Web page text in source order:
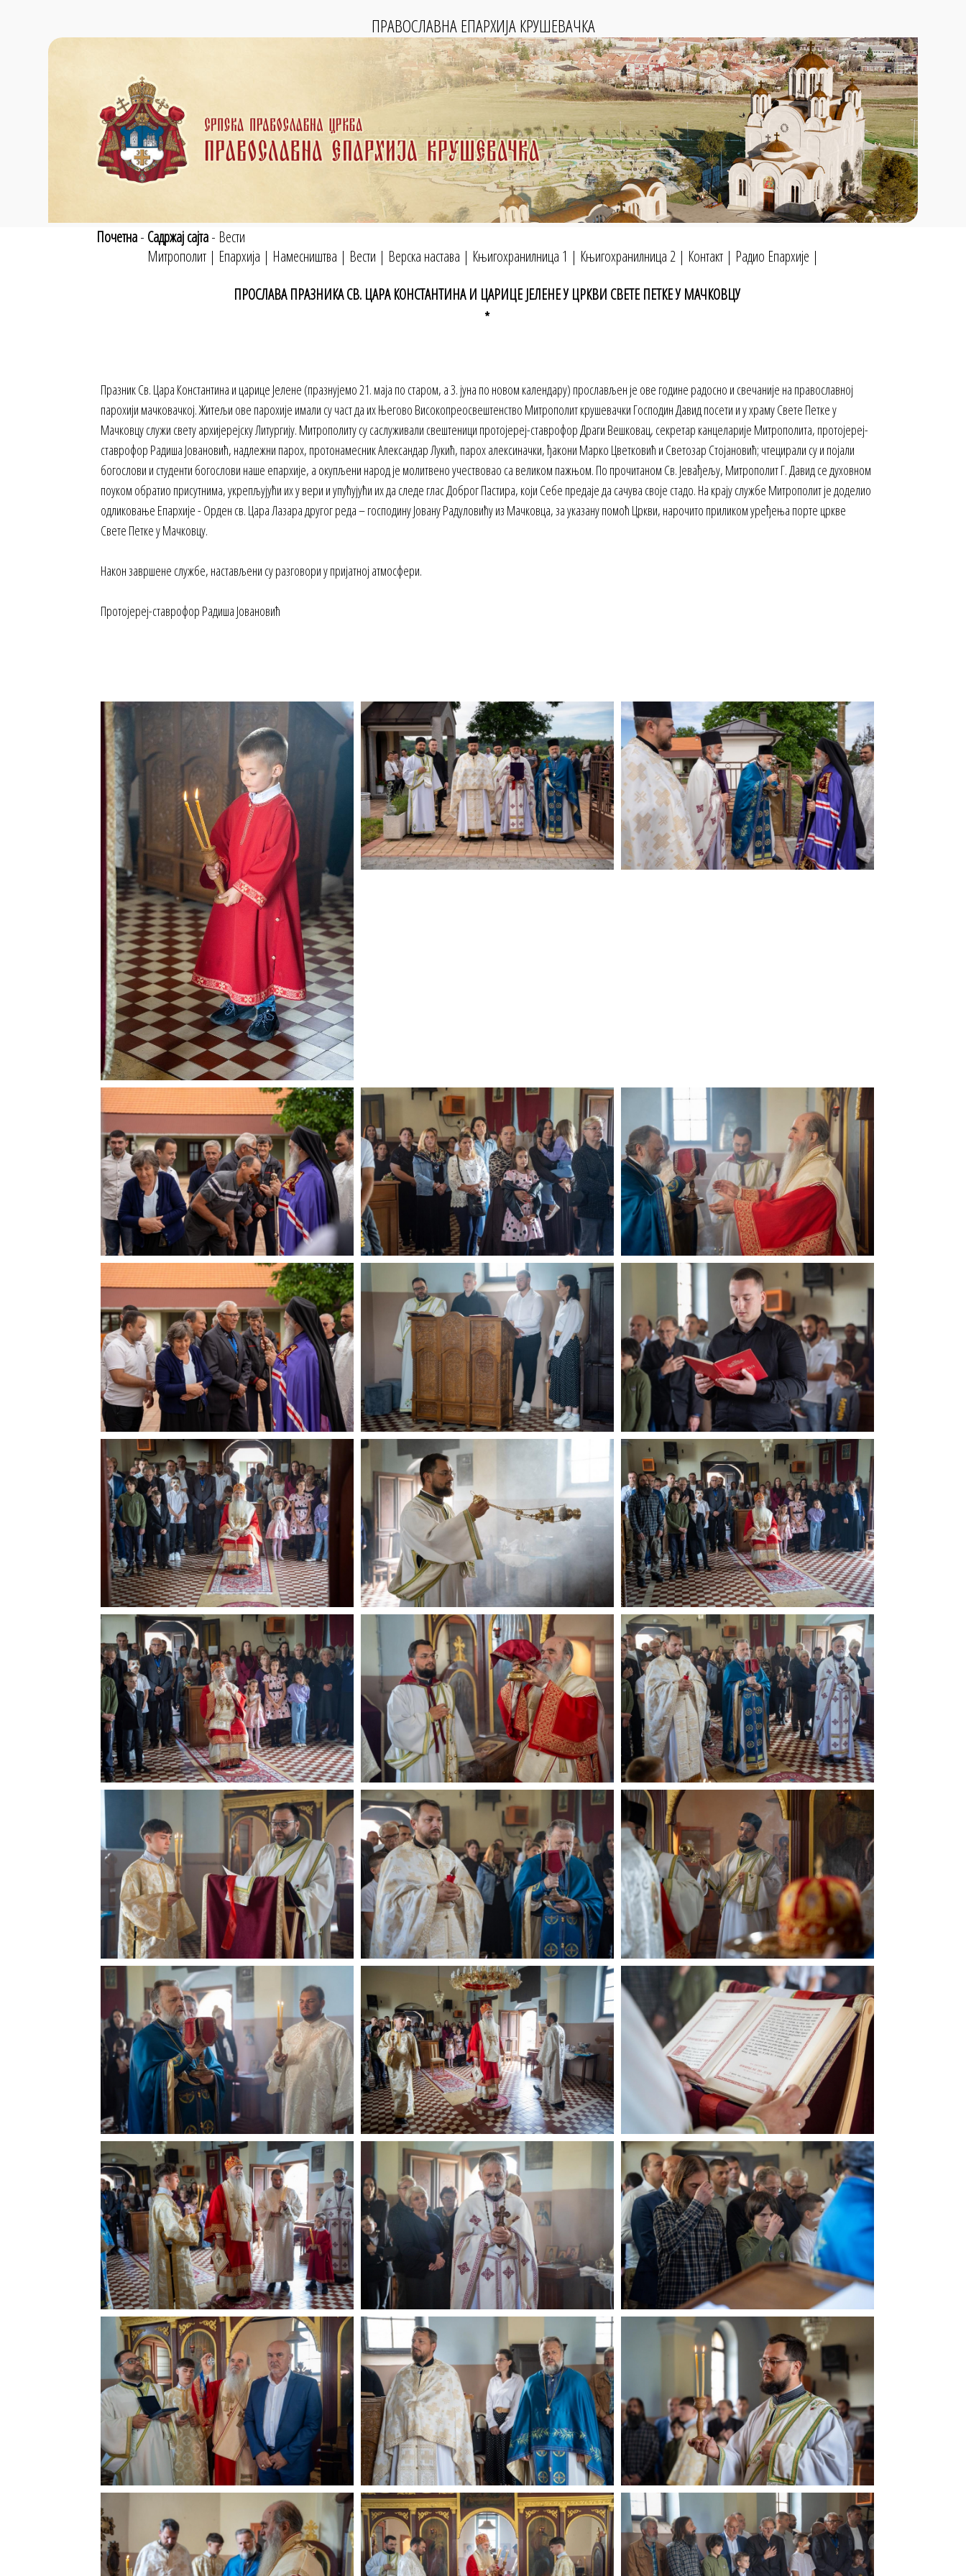
ПРАВОСЛАВНА ЕПАРХИЈА КРУШЕВАЧКА
Почетна- Садржај сајта- Вести
Митрополит| Епархија | Намесништва | Вести | Верска настава | Књигохранилница 1 | Књигохранилница 2| Контакт| Радио Епархије |
ПРОСЛАВА ПРАЗНИКА СВ. ЦАРА КОНСТАНТИНА И ЦАРИЦЕ ЈЕЛЕНЕ У ЦРКВИ СВЕТЕ ПЕТКЕ У МАЧКОВЦУ
*
Празник Св. Цара Константина и царице Јелене (празнујемо 21. маја по старом, а 3. јуна по новом календару) прослављен је ове године радосно и свечаније на православној
парохији мачковачкој. Житељи ове парохије имали су част да их Његово Високопреосвештенство Митрополит крушевачки Господин Давид посети и у храму Свете Петке у
Мачковцу служи свету архијерејску Литургију. Митрополиту су саслуживали свештеници протојереј-ставрофор Драги Вешковац, секретар канцеларије Митрополита, протојереј-
ставрофор Радиша Јовановић, надлежни парох, протонамесник Александар Лукић, парох алексиначки, ђакони Марко Цветковић и Светозар Стојановић; чтецирали су и појали
богослови и студенти богослови наше епархије, а окупљени народ је молитвено учествовао са великом пажњом. По прочитаном Св. Јевађељу, Митрополит Г. Давид се духовном
поуком обратио присутнима, укрепљујући их у вери и упућујући их да следе глас Доброг Пастира, који Себе предаје да сачува своје стадо. На крају службе Митрополит је доделио
одликовање Епархије - Орден св. Цара Лазара другог реда – господину Јовану Радуловићу из Мачковца, за указану помоћ Цркви, нарочито приликом уређења порте цркве
Свете Петке у Мачковцу.
Након завршене службе, настављени су разговори у пријатној атмосфери.
Протојереј-ставрофор Радиша Јовановић